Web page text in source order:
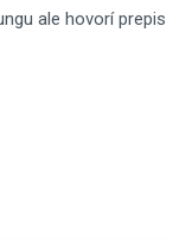
ale hovorí prepis